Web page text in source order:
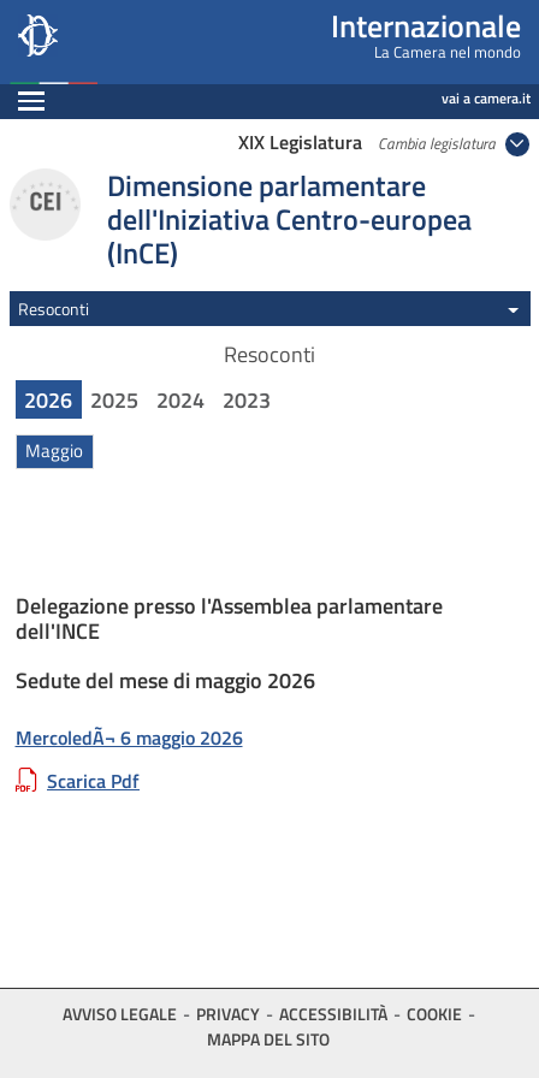
Internazionale, Camera dei Deputati -
Salta al contenuto principale
Salta al menu di navigazione Internazionale
La Camera nel mondo
Espandi vai a camera.it
XIX Legislatura Cambia legislatura
Dimensione parlamentare
dell'Iniziativa Centro-europea
(InCE)
Resoconti
Resoconti
2026
Maggio
2025 2024 2023
Delegazione presso l'Assemblea parlamentare
dell'INCE
Sedute del mese di maggio 2026
MercoledÃ¬ 6 maggio 2026
Scarica Pdf
Navigazione pagine di servizio
AVVISO LEGALE PRIVACY ACCESSIBILITÀ
COOKIE
MAPPA DEL SITO
Fine pagina
Salta al contenuto principale
Salta al menu di navigazione
Vai a inizio pagina